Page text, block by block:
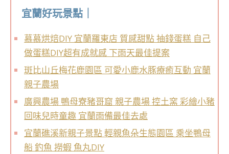
宜蘭好玩景點｜
慕慕烘焙DIY 宜蘭羅東店 質感甜點 抽錢蛋糕 自己
做蛋糕DIY超有成就感 下雨天最佳提案
斑比山丘梅花鹿園區 可愛小鹿水豚療癒互動 宜蘭
親子農場
廣興農場 鴨母寮豬哥窟 親子農場 控土窯 彩繪小豬
回味兒時童趣 宜蘭雨備最佳去處
宜蘭礁溪新親子景點 輕親魚朵生態園區 乘坐鴨母
船 釣魚 撈蝦 魚丸DIY